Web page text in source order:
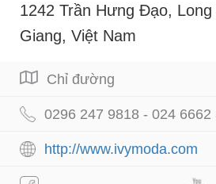
1242 Trần Hưng Đạo, Long
Giang, Việt Nam
Chỉ đường
0296 247 9818 - 024 6662
http://www.ivymoda.com